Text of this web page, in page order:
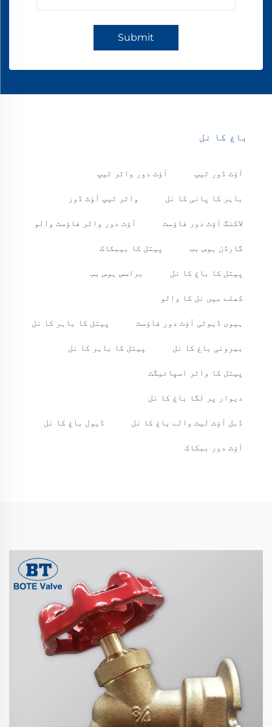
Submit
باغ کا نل
آؤٹ ڈور ٹیپ آؤٹ دور واٹر ٹیپ
باہر کا پانی کا نل واٹر ٹیپ آؤٹ ڈور
لاکنگ آؤٹ دور فاؤسٹ آؤٹ دور واٹر فاؤسٹ والو
گارڈن ہوس بب پیتل کا بیبکاک
پیتل کا باغ کا نل براسس ہوس بب
کھلے میں نل کا والو
ہیوی ڈیوٹی آؤٹ دور فاؤسٹ پیتل کا باہر کا نل
بیرونی باغ کا نل پیتل کا باہر کا نل
پیتل کا واٹر اسپائیگٹ
دیوار پر لگا باغ کا نل
ڈبل آؤٹ لیٹ والے باغ کا نل ڈیول باغ کا نل
آؤٹ دور ببکاک